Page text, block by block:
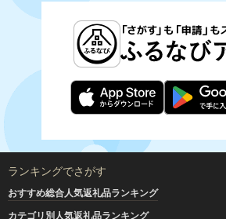
ランキングでさがす
おすすめ総合人気返礼品ランキング
カテゴリ別人気返礼品ランキング